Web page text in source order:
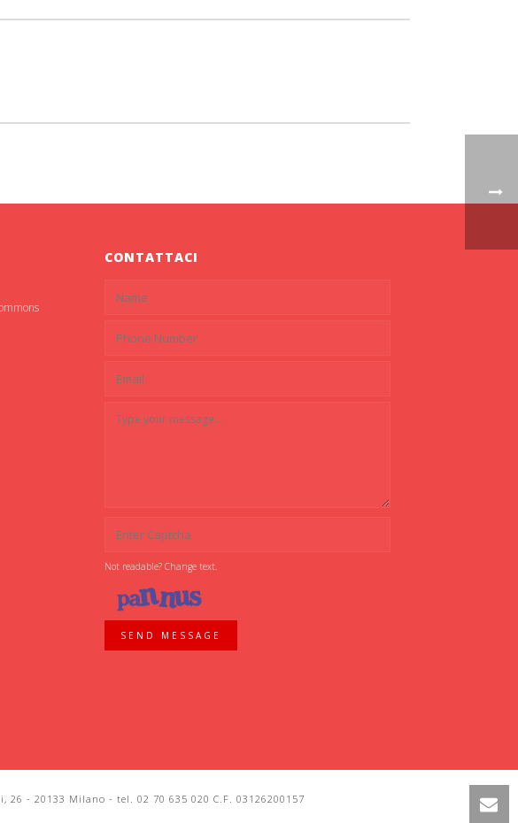
CONTATTACI
Not readable? Change text.
SEND MESSAGE
26 - 20133 Milano - tel. 02 70 635 020 C.F. 03126200157